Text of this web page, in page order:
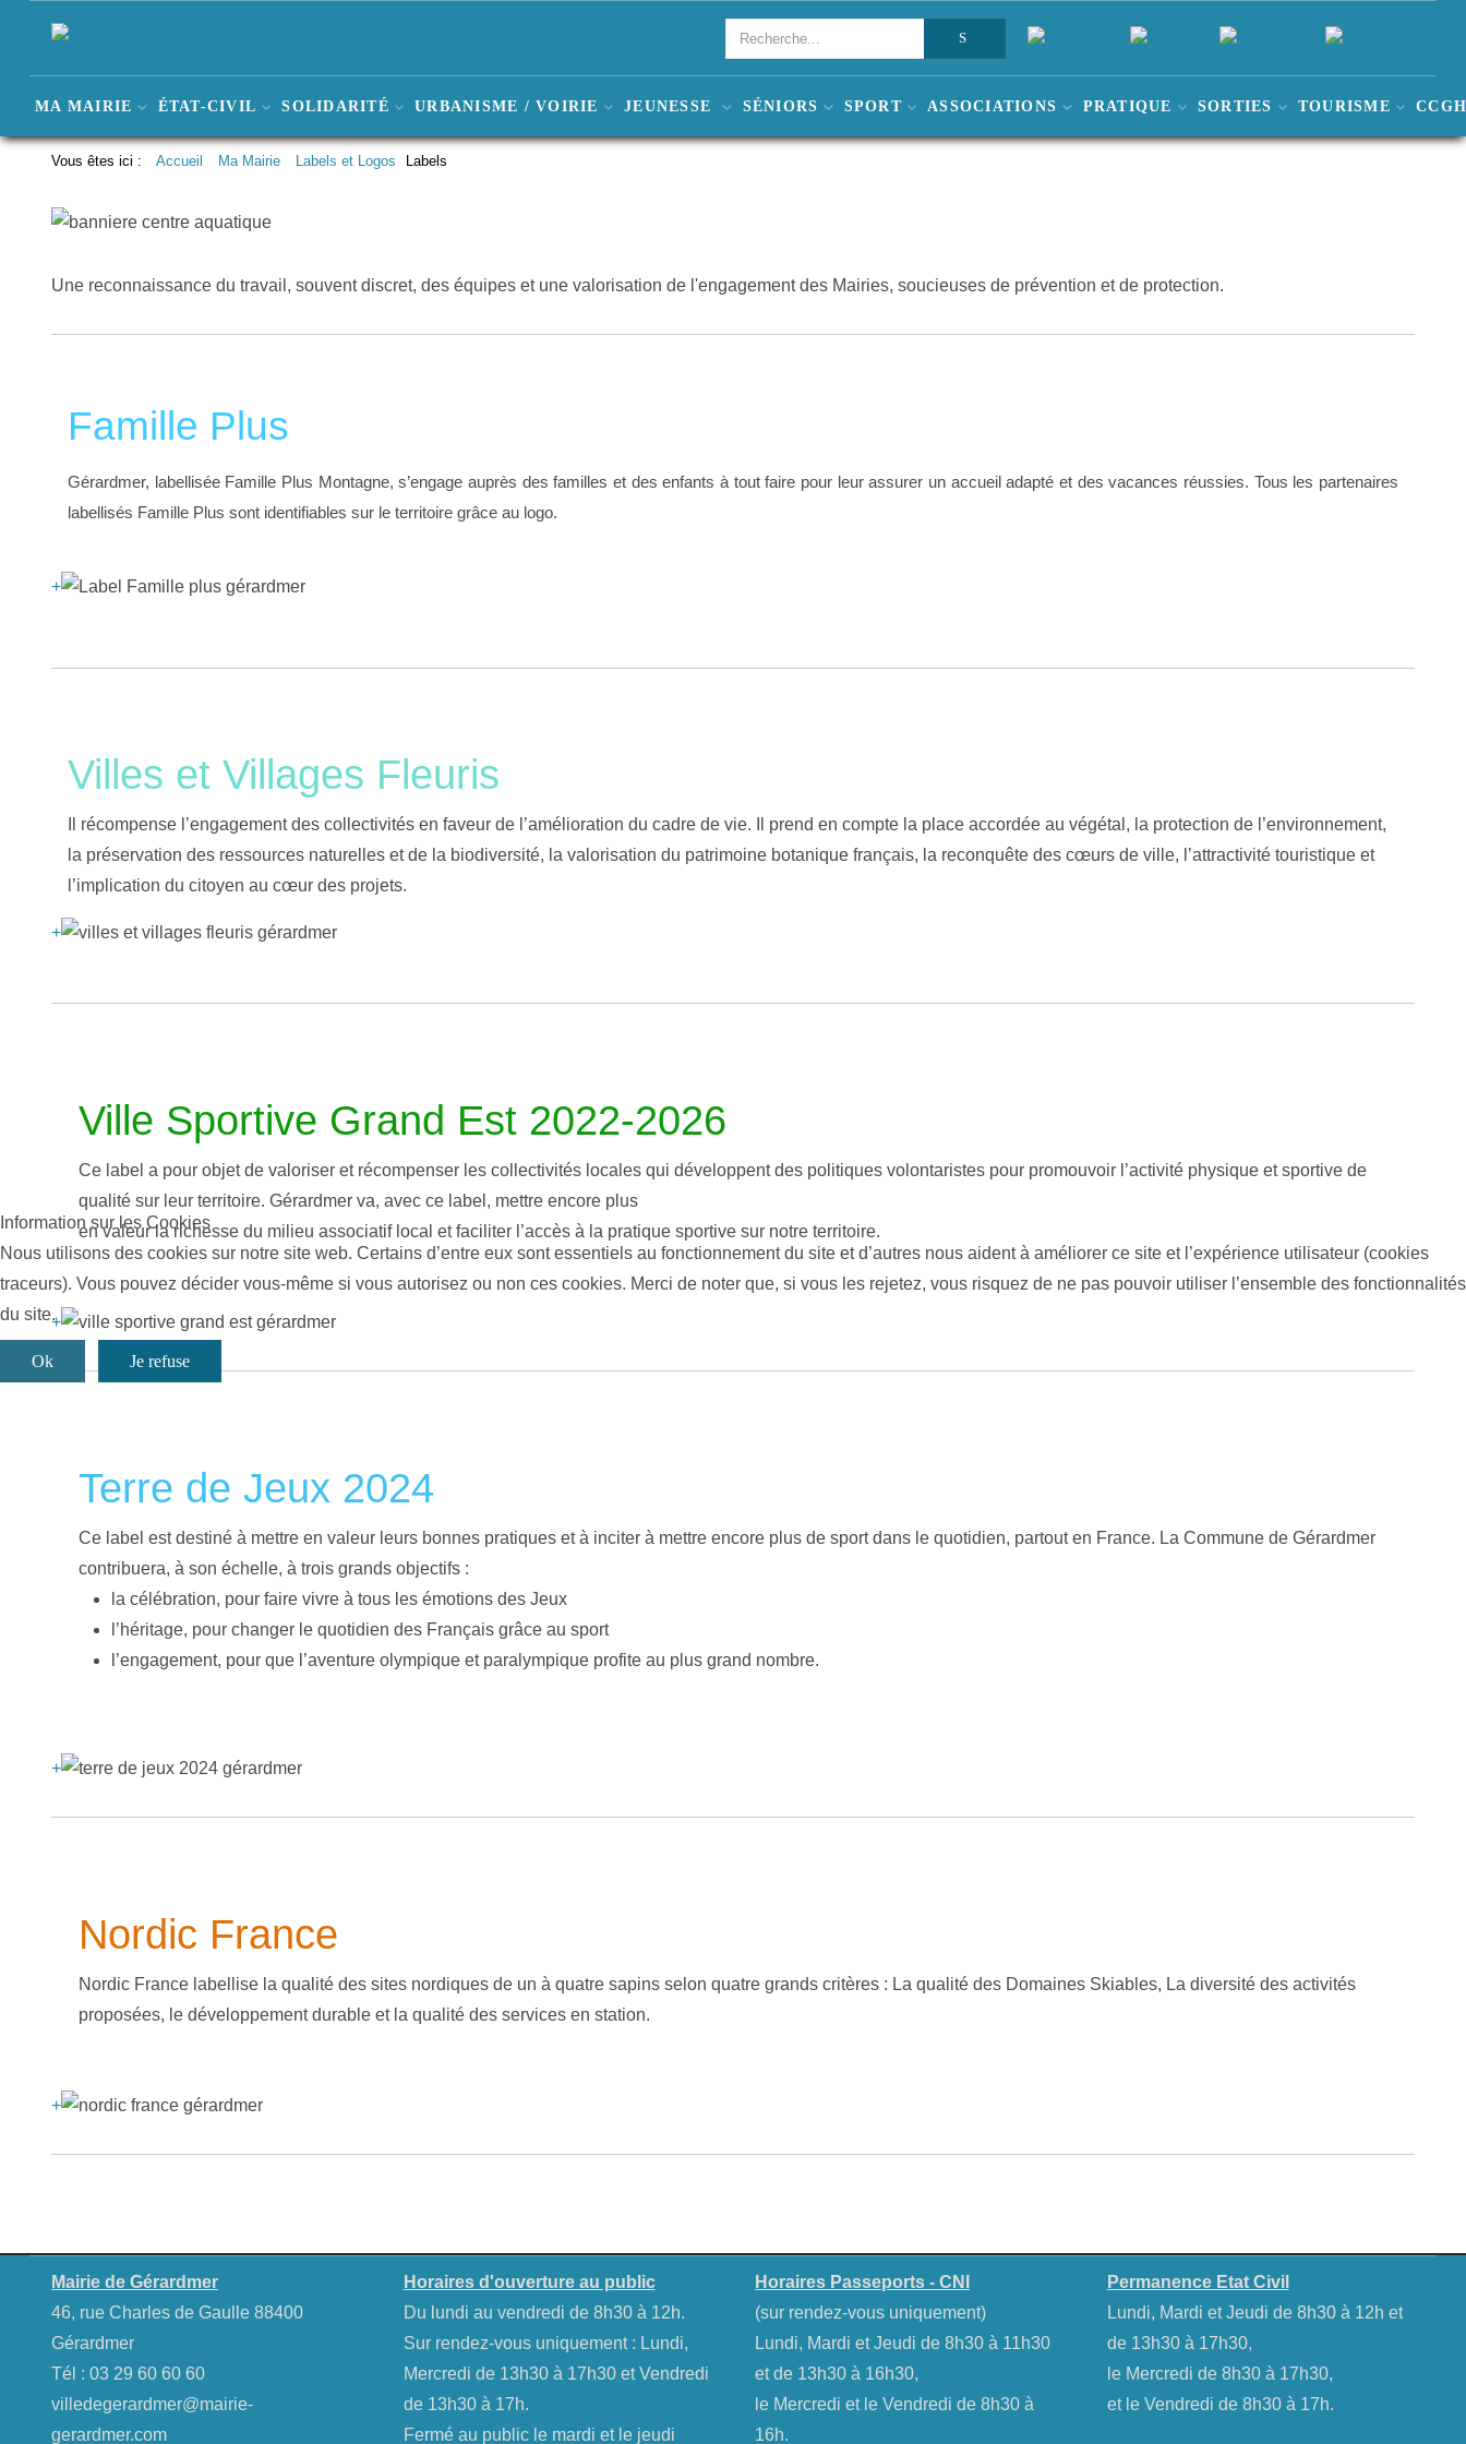
MA MAIRIE ÉTAT-CIVIL SOLIDARITÉ URBANISME / VOIRIE JEUNESSE SÉNIORS SPORT ASSOCIATIONS PRATIQUE SORTIES TOURISME
Vous êtes ici : Accueil Ma Mairie Labels et Logos Labels
Une reconnaissance du travail, souvent discret, des équipes et une valorisation de l'engagement des Mairies, soucieuses de prévention et de protection.
Famille Plus
Gérardmer, labellisée Famille Plus Montagne,s’engage auprès des familles et des enfants à tout faire pour leur assurer un accueil adapté et des vacances réussies. Tous les partenaires
labellisés Famille Plus sont identifiables sur le territoire grâce au logo.
+
Villes et Villages Fleuris
Il récompense l’engagement des collectivités en faveur de l’amélioration du cadre de vie. Il prend en compte la place accordée au végétal, la protection de l’environnement,
la préservation des ressources naturelles et de la biodiversité, la valorisation du patrimoine botanique français, la reconquête des cœurs de ville, l’attractivité touristique et
l’implication du citoyen au cœur des projets.
+
Ville Sportive Grand Est 2022-2026
Ce label a pour objet de valoriser et récompenser les collectivités locales qui développent des politiques volontaristes pour promouvoir l’activité physique et sportive de
qualité sur leur territoire. Gérardmer va, avec ce label, mettre encore plus
en valeur la richesse du milieu associatif local et faciliter l’accès à la pratique sportive sur notre territoire.
+
Terre de Jeux 2024
Ce label est destiné à mettre en valeur leurs bonnes pratiques et à inciter à mettre encore plus de sport dans le quotidien, partout en France. La Commune de Gérardmer
contribuera, à son échelle, à trois grands objectifs :
la célébration, pour faire vivre à tous les émotions des Jeux
l’héritage, pour changer le quotidien des Français grâce au sport
l’engagement, pour que l’aventure olympique et paralympique profite au plus grand nombre.
+
Nordic France
Nordic France labellise la qualité des sites nordiques de un à quatre sapins selon quatre grands critères : La qualité des Domaines Skiables, La diversité des activités
proposées, le développement durable et la qualité des services en station.
+
Mairie de Gérardmer
46, rue Charles de Gaulle 88400
Gérardmer
Tél : 03 29 60 60 60
villedegerardmer@mairie-
gerardmer.com
Horaires d'ouverture au public
Du lundi au vendredi de 8h30 à 12h.
Sur rendez-vous uniquement : Lundi,
Mercredi de 13h30 à 17h30 et Vendredi
de 13h30 à 17h.
Fermé au public le mardi et le jeudi
Horaires Passeports - CNI
(sur rendez-vous uniquement)
Lundi, Mardi et Jeudi de 8h30 à 11h30
et de 13h30 à 16h30,
le Mercredi et le Vendredi de 8h30 à
16h.
Permanence Etat Civil
Lundi, Mardi et Jeudi de 8h30 à 12h et
de 13h30 à 17h30,
le Mercredi de 8h30 à 17h30,
et le Vendredi de 8h30 à 17h.
Information sur les Cookies
Nous utilisons des cookies sur notre site web. Certains d’entre eux sont essentiels au fonctionnement du site et d’autres nous aident à améliorer ce site et l’expérience utilisateur (cookies
traceurs). Vous pouvez décider vous-même si vous autorisez ou non ces cookies. Merci de noter que, si vous les rejetez, vous risquez de ne pas pouvoir utiliser l’ensemble des fonctionnalités
du site.
Ok Je refuse